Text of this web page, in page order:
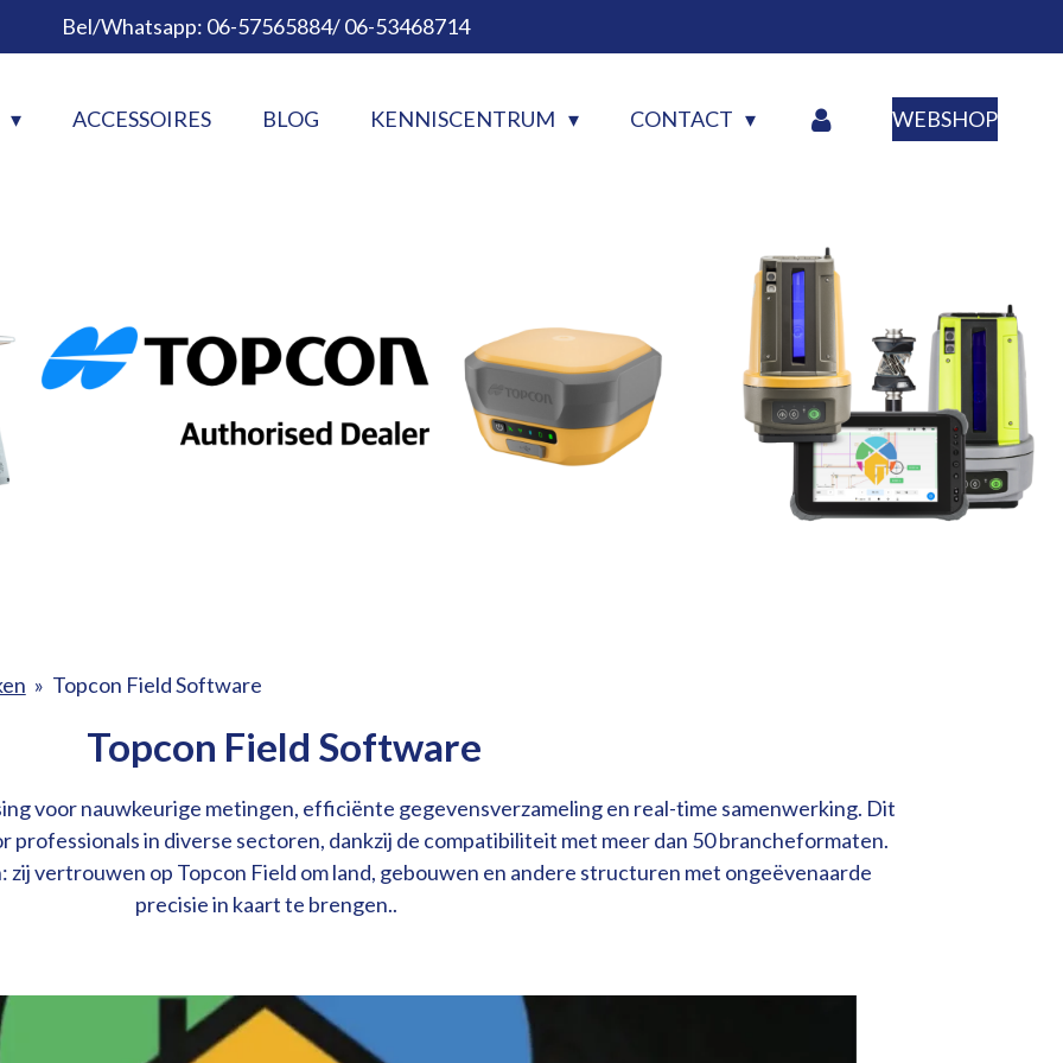
Bel/Whatsapp: 06-57565884/ 06-53468714
ACCESSOIRES BLOG KENNISCENTRUM CONTACT WEBSHOP
» Topcon Field Software
Topcon Field Software
voor nauwkeurige metingen, efficiënte gegevensverzameling en real-time samenwerking. Dit
professionals in diverse sectoren, dankzij de compatibiliteit met meer dan 50 brancheformaten.
vertrouwen op Topcon Field om land, gebouwen en andere structuren met ongeëvenaarde
precisie in kaart te brengen..